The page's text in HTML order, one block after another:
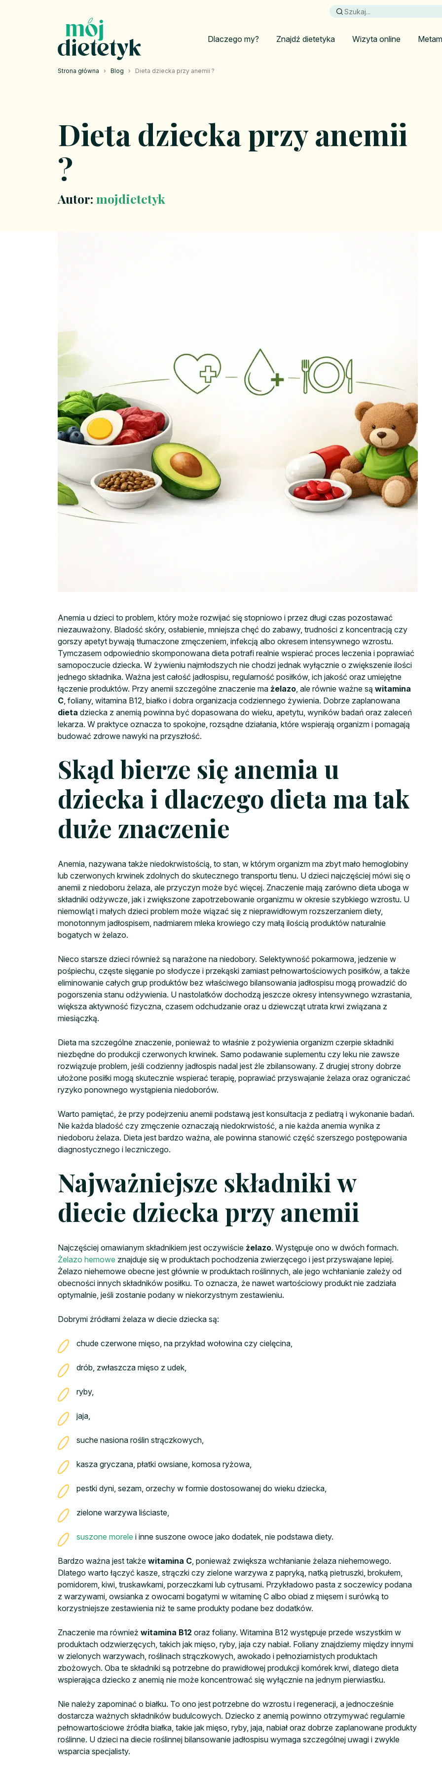
Dlaczego my? Znajdź dietetyka Wizyta online
Strona główna › Blog › Dieta dziecka przy anemii ?
Dieta dziecka przy anemii
?
Autor: mojdietetyk
Anemia u dzieci to problem, który może rozwijać się stopniowo i przez długi czas pozostawać
niezauważony. Bladość skóry, osłabienie, mniejsza chęć do zabawy, trudności z koncentracją czy
gorszy apetyt bywają tłumaczone zmęczeniem, infekcją albo okresem intensywnego wzrostu.
Tymczasem odpowiednio skomponowana dieta potrafi realnie wspierać proces leczenia i poprawiać
samopoczucie dziecka. W żywieniu najmłodszych nie chodzi jednak wyłącznie o zwiększenie ilości
jednego składnika. Ważna jest całość jadłospisu, regularność posiłków, ich jakość oraz umiejętne
łączenie produktów. Przy anemii szczególne znaczenie ma żelazo, ale równie ważne są witamina
C, foliany, witamina B12, białko i dobra organizacja codziennego żywienia. Dobrze zaplanowana
dieta dziecka z anemią powinna być dopasowana do wieku, apetytu, wyników badań oraz zaleceń
lekarza. W praktyce oznacza to spokojne, rozsądne działania, które wspierają organizm i pomagają
budować zdrowe nawyki na przyszłość.
Skąd bierze się anemia u
dziecka i dlaczego dieta ma tak
duże znaczenie
Anemia, nazywana także niedokrwistością, to stan, w którym organizm ma zbyt mało hemoglobiny
lub czerwonych krwinek zdolnych do skutecznego transportu tlenu. U dzieci najczęściej mówi się o
anemii z niedoboru żelaza, ale przyczyn może być więcej. Znaczenie mają zarówno dieta uboga w
składniki odżywcze, jak i zwiększone zapotrzebowanie organizmu w okresie szybkiego wzrostu. U
niemowląt i małych dzieci problem może wiązać się z nieprawidłowym rozszerzaniem diety,
monotonnym jadłospisem, nadmiarem mleka krowiego czy małą ilością produktów naturalnie
bogatych w żelazo.
Nieco starsze dzieci również są narażone na niedobory. Selektywność pokarmowa, jedzenie w
pośpiechu, częste sięganie po słodycze i przekąski zamiast pełnowartościowych posiłków, a także
eliminowanie całych grup produktów bez właściwego bilansowania jadłospisu mogą prowadzić do
pogorszenia stanu odżywienia. U nastolatków dochodzą jeszcze okresy intensywnego wzrastania,
większa aktywność fizyczna, czasem odchudzanie oraz u dziewcząt utrata krwi związana z
miesiączką.
Dieta ma szczególne znaczenie, ponieważ to właśnie z pożywienia organizm czerpie składniki
niezbędne do produkcji czerwonych krwinek. Samo podawanie suplementu czy leku nie zawsze
rozwiązuje problem, jeśli codzienny jadłospis nadal jest źle zbilansowany. Z drugiej strony dobrze
ułożone posiłki mogą skutecznie wspierać terapię, poprawiać przyswajanie żelaza oraz ograniczać
ryzyko ponownego wystąpienia niedoborów.
Warto pamiętać, że przy podejrzeniu anemii podstawą jest konsultacja z pediatrą i wykonanie badań.
Nie każda bladość czy zmęczenie oznaczają niedokrwistość, a nie każda anemia wynika z
niedoboru żelaza. Dieta jest bardzo ważna, ale powinna stanowić część szerszego postępowania
diagnostycznego i leczniczego.
Najważniejsze składniki w
diecie dziecka przy anemii
Najczęściej omawianym składnikiem jest oczywiście żelazo. Występuje ono w dwóch formach.
Żelazo hemowe znajduje się w produktach pochodzenia zwierzęcego i jest przyswajane lepiej.
Żelazo niehemowe obecne jest głównie w produktach roślinnych, ale jego wchłanianie zależy od
obecności innych składników posiłku. To oznacza, że nawet wartościowy produkt nie zadziała
optymalnie, jeśli zostanie podany w niekorzystnym zestawieniu.
Dobrymi źródłami żelaza w diecie dziecka są:
chude czerwone mięso, na przykład wołowina czy cielęcina,
drób, zwłaszcza mięso z udek,
ryby,
jaja,
suche nasiona roślin strączkowych,
kasza gryczana, płatki owsiane, komosa ryżowa,
pestki dyni, sezam, orzechy w formie dostosowanej do wieku dziecka,
zielone warzywa liściaste,
suszone morele i inne suszone owoce jako dodatek, nie podstawa diety.
Bardzo ważna jest także witamina C, ponieważ zwiększa wchłanianie żelaza niehemowego.
Dlatego warto łączyć kasze, strączki czy zielone warzywa z papryką, natką pietruszki, brokułem,
pomidorem, kiwi, truskawkami, porzeczkami lub cytrusami. Przykładowo pasta z soczewicy podana
z warzywami, owsianka z owocami bogatymi w witaminę C albo obiad z mięsem i surówką to
korzystniejsze zestawienia niż te same produkty podane bez dodatków.
Znaczenie ma również witamina B12 oraz foliany. Witamina B12 występuje przede wszystkim w
produktach odzwierzęcych, takich jak mięso, ryby, jaja czy nabiał. Foliany znajdziemy między innymi
w zielonych warzywach, roślinach strączkowych, awokado i pełnoziarnistych produktach
zbożowych. Oba te składniki są potrzebne do prawidłowej produkcji komórek krwi, dlatego dieta
wspierająca dziecko z anemią nie może koncentrować się wyłącznie na jednym pierwiastku.
Nie należy zapominać o białku. To ono jest potrzebne do wzrostu i regeneracji, a jednocześnie
dostarcza ważnych składników budulcowych. Dziecko z anemią powinno otrzymywać regularnie
pełnowartościowe źródła białka, takie jak mięso, ryby, jaja, nabiał oraz dobrze zaplanowane produkty
roślinne. U dzieci na diecie roślinnej bilansowanie jadłospisu wymaga szczególnej uwagi i zwykle
wsparcia specjalisty.